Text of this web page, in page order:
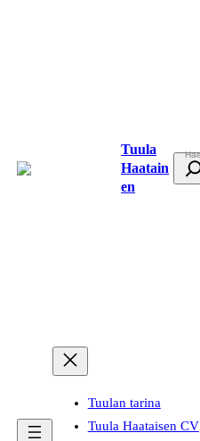
Tuula
Haatain
en
t
Tuulan tarina
Tuula Haataisen CV